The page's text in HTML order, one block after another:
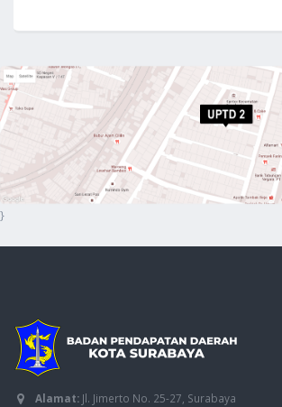
}
Alamat: Jl. Jimerto No. 25-27, Surabaya